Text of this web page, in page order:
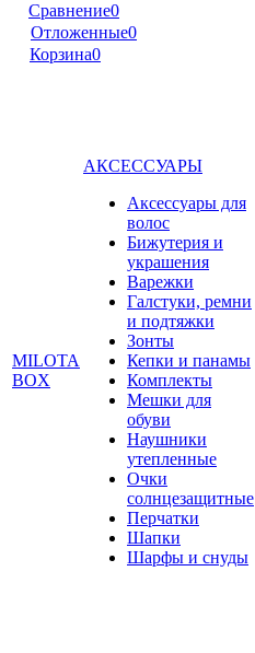
Сравнение0
Отложенные0
Корзина0
MILOTA
BOX
АКСЕССУАРЫ
Аксессуары для
волос
Бижутерия и
украшения
Варежки
Галстуки, ремни
и подтяжки
Зонты
Кепки и панамы
Комплекты
Мешки для
обуви
Наушники
утепленные
Очки
солнцезащитные
Перчатки
Шапки
Шарфы и снуды